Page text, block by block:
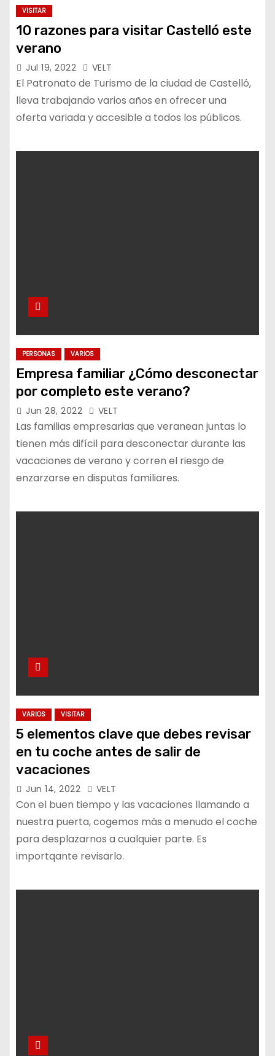
VISITAR
10 razones para visitar Castelló este
verano
Jul 19, 2022 VELT
El Patronato de Turismo de la ciudad de Castelló,
lleva trabajando varios años en ofrecer una
oferta variada y accesible a todos los públicos.
PERSONAS VARIOS
Empresa familiar ¿Cómo desconectar
por completo este verano?
Jun 28, 2022 VELT
Las familias empresarias que veranean juntas lo
tienen más difícil para desconectar durante las
vacaciones de verano y corren el riesgo de
enzarzarse en disputas familiares.
VARIOS VISITAR
5 elementos clave que debes revisar
en tu coche antes de salir de
vacaciones
Jun 14, 2022 VELT
Con el buen tiempo y las vacaciones llamando a
nuestra puerta, cogemos más a menudo el coche
para desplazarnos a cualquier parte. Es
importqante revisarlo.